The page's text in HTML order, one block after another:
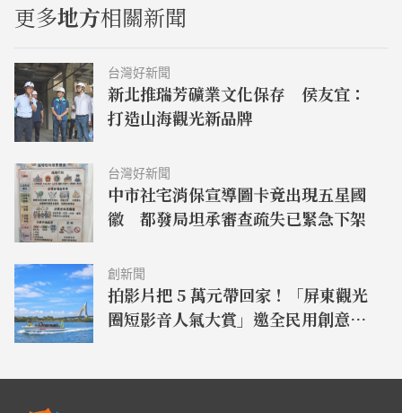
更多地方相關新聞
台灣好新聞
新北推瑞芳礦業文化保存 侯友宜：
打造山海觀光新品牌
台灣好新聞
中市社宅消保宣導圖卡竟出現五星國
徽 都發局坦承審查疏失已緊急下架
創新聞
拍影片把 5 萬元帶回家！「屏東觀光
圈短影音人氣大賞」邀全民用創意拍